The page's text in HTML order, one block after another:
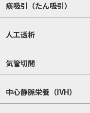
痰吸引（たん吸引）
人工透析
気管切開
中心静脈栄養（IVH）